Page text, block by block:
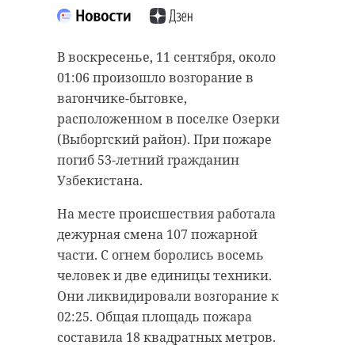
В воскресенье, 11 сентября, около
01:06 произошло возгорание в
вагончике-бытовке,
расположенном в поселке Озерки
(Выборгский район). При пожаре
погиб 53-летний гражданин
Узбекистана.
На месте происшествия работала
дежурная смена 107 пожарной
части. С огнем боролись восемь
человек и две единицы техники.
Они ликвидировали возгорание к
02:25. Общая площадь пожара
составила 18 квадратных метров.
В воскресенье, 11 сентября, в
Агалатово (Всеволожский район)
были обнаружены останки
человека. Страшную находку
сделали местные жители.
Как сообщил источник 47channel в
полиции, останки лежали в лесу у
садоводства «Лоси». На место
происшествия прибыла
Следственно-оперативная группа,
однако осмотр места
происшествия был отложен на
утро.
Труп направлен в морг для
выяснения обстоятельств гибели
альпака Клубничка
родила малыша
12 сентября 2022, 08:51
Подписывайтесь на нас в
Радостные новости из усадьбы
Марьино (Тосненский район).
Альпака Клубничка, прибывшая в
Ленинградскую область из
Латинской Америки, родила
малыша. Умилительный детеныш
уже встал на ноги и делает первые